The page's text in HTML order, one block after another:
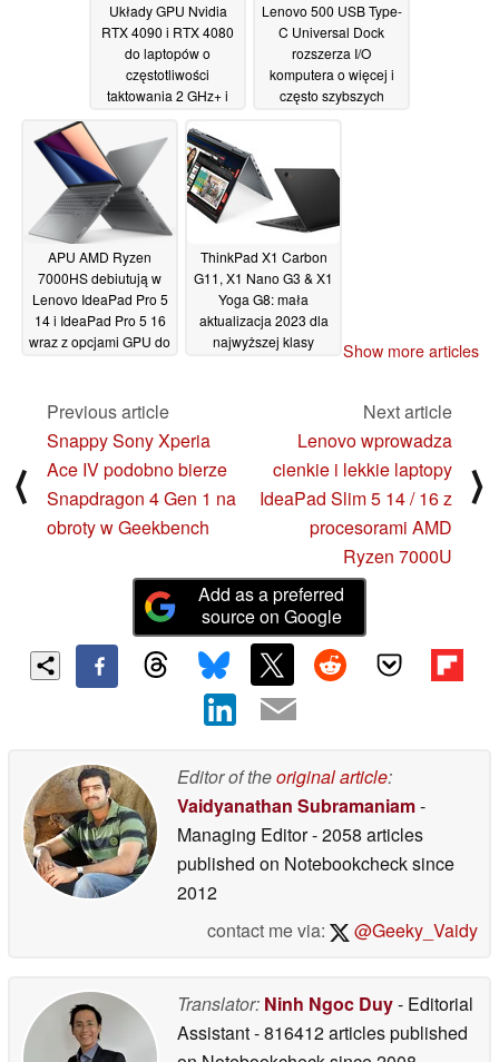
Układy GPU Nvidia
RTX 4090 i RTX 4080
do laptopów o
częstotliwości
taktowania 2 GHz+ i
Dynamic Boost, RTX
4060 i RTX 4050 o
mocy do 95 W lub 165
W każdy
23/12/2022
Lenovo 500 USB Type-
C Universal Dock
rozszerza I/O
komputera o więcej i
często szybszych
APU AMD Ryzen
7000HS debiutują w
Lenovo IdeaPad Pro 5
14 i IdeaPad Pro 5 16
wraz z opcjami GPU do
ThinkPad X1 Carbon
G11, X1 Nano G3 & X1
Yoga G8: mała
aktualizacja 2023 dla
najwyższej klasy
Show more articles
⟨
Previous article
Snappy Sony Xperia
Ace IV podobno bierze
Snapdragon 4 Gen 1 na
obroty w Geekbench
Next article
Lenovo wprowadza
cienkie i lekkie laptopy
IdeaPad Slim 5 14 / 16 z
procesorami AMD
Ryzen 7000U
⟩
Add as a preferred
source on Google
Editor of theoriginal article:
Vaidyanathan Subramaniam-
Managing Editor- 2058 articles
published on Notebookchecksince
2012
contact me via:
@Geeky_Vaidy
Translator: Ninh Ngoc Duy- Editorial
Assistant- 816412 articles published